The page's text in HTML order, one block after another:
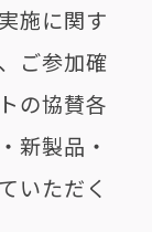
施に関す
ご参加確
の協賛各
新製品・
いただく